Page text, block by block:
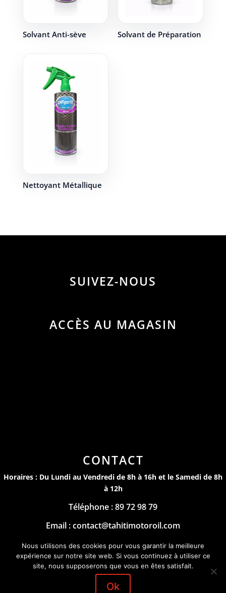
Solvant Anti-sève Solvant de Préparation
Nettoyant Métallique
SUIVEZ-NOUS
ACCÈS AU MAGASIN
CONTACT
Horaires : Du Lundi au Vendredi de 8h à 16h et le Samedi de 8h
à 12h
Téléphone : 89 72 98 79
Email : contact@tahitimotoroil.com
Mentions Légales
by
Nous utilisons des cookies pour vous garantir la meilleure
expérience sur notre site web. Si vous continuez à utiliser ce
site, nous supposerons que vous en êtes satisfait.
Ok